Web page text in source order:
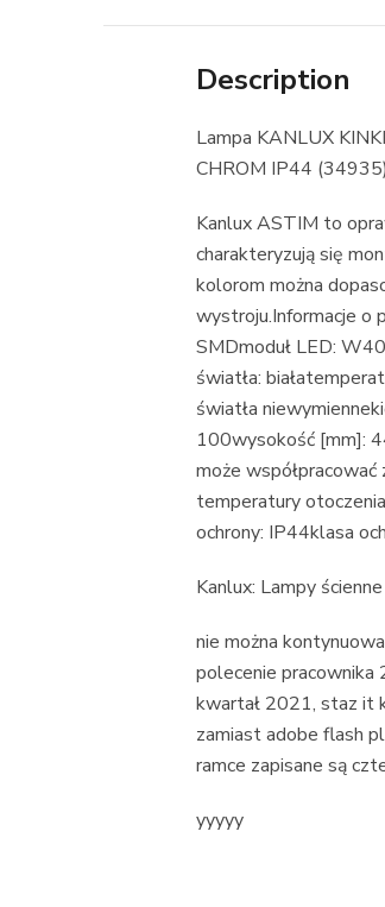
Description
Lampa KANLUX
CHROM IP44 (34935)
Kanlux ASTIM to
charakteryzują się
kolorom można
wystroju.Informacje o
SMDmoduł LED:
światła:
światła
100wysokość [mm]:
może
temperatury
ochrony: IP44klasa
Kanlux: Lampy ścienne
nie można
polecenie pracownika
kwartał 2021, staz it
zamiast adobe flash
ramce zapisane są
yyyyy